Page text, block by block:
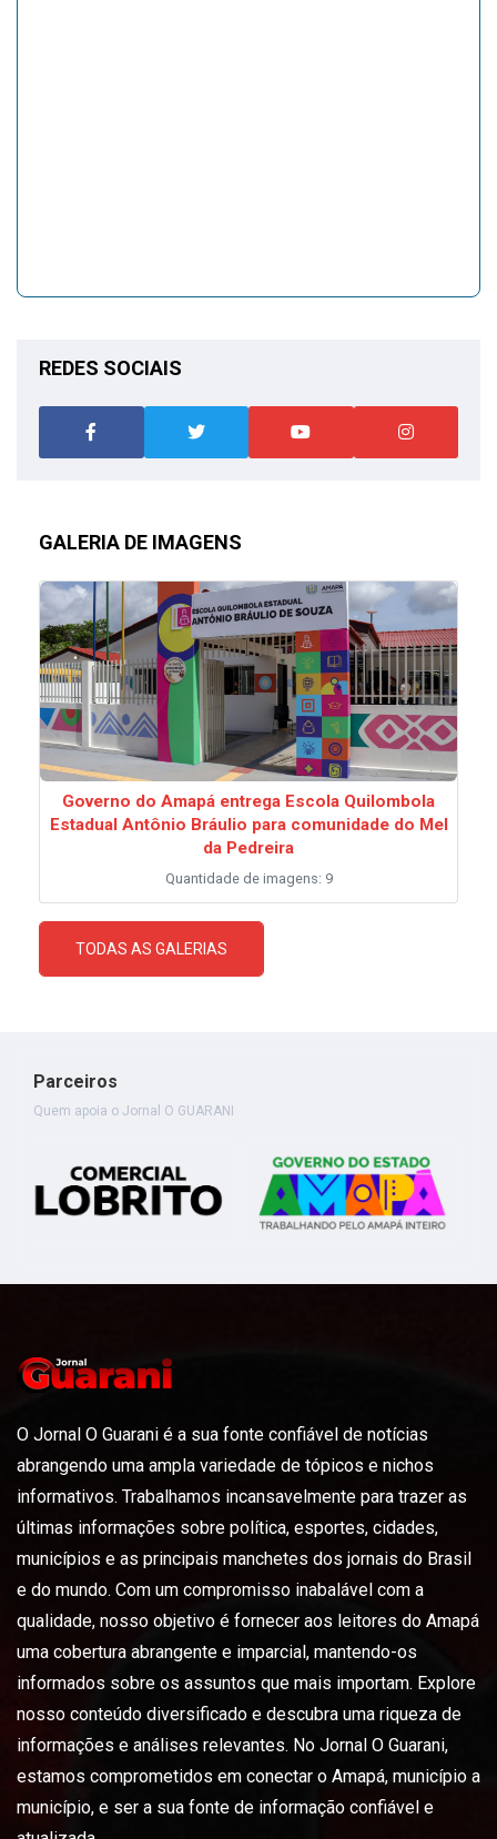
REDES SOCIAIS
GALERIA DE IMAGENS
Governo do Amapá entrega Escola Quilombola
Estadual Antônio Bráulio para comunidade do Mel
da Pedreira
Quantidade de imagens: 9
TODAS AS GALERIAS
Parceiros
Quem apoia o Jornal O GUARANI
O Jornal O Guarani é a sua fonte confiável de notícias
abrangendo uma ampla variedade de tópicos e nichos
informativos. Trabalhamos incansavelmente para trazer as
últimas informações sobre política, esportes, cidades,
municípios e as principais manchetes dos jornais do Brasil
e do mundo. Com um compromisso inabalável com a
qualidade, nosso objetivo é fornecer aos leitores do Amapá
uma cobertura abrangente e imparcial, mantendo-os
informados sobre os assuntos que mais importam. Explore
nosso conteúdo diversificado e descubra uma riqueza de
informações e análises relevantes. No Jornal O Guarani,
estamos comprometidos em conectar o Amapá, município a
município, e ser a sua fonte de informação confiável e